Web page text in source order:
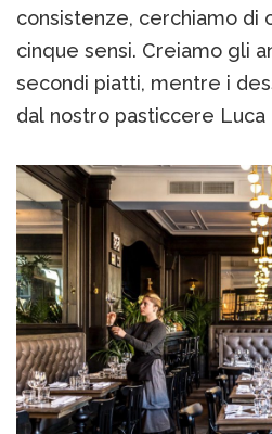
consistenze, cerchiamo di
cinque sensi. Creiamo gli
secondi piatti, mentre i
dal nostro pasticcere Luca